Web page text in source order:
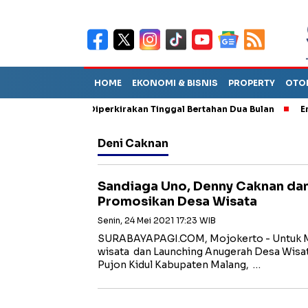
HOME EKONOMI & BISNIS PROPERTY
Sebut TPA Diperkirakan Tinggal Bertahan Dua Bulan
Deni Caknan
Sandiaga Uno, Denny Caknan
Promosikan Desa Wisata
Senin, 24 Mei 2021 17:23 WIB
SURABAYAPAGI.COM, Mojokerto -
wisata dan Launching Anugerah Desa
Pujon Kidul Kabupaten Malang, …